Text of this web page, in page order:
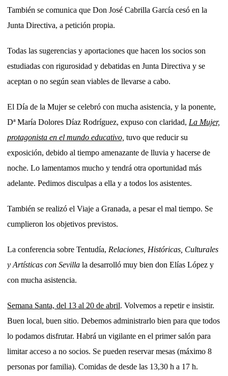
También se comunica que Don José Cabrilla García cesó en la
Junta Directiva, a petición propia.
Todas las sugerencias y aportaciones que hacen los socios son
estudiadas con rigurosidad y debatidas en Junta Directiva y se
aceptan o no según sean viables de llevarse a cabo.
El Día de la Mujer se celebró con mucha asistencia, y la ponente,
Dª María Dolores Díaz Rodríguez, expuso con claridad, La Mujer,
protagonista en el mundo educativo, tuvo que reducir su
exposición, debido al tiempo amenazante de lluvia y hacerse de
noche. Lo lamentamos mucho y tendrá otra oportunidad más
adelante. Pedimos disculpas a ella y a todos los asistentes.
También se realizó el Viaje a Granada, a pesar el mal tiempo. Se
cumplieron los objetivos previstos.
La conferencia sobre Tentudía, Relaciones, Históricas, Culturales
y Artísticas con Sevilla la desarrolló muy bien don Elías López y
con mucha asistencia.
Semana Santa, del 13 al 20 de abril. Volvemos a repetir e insistir.
Buen local, buen sitio. Debemos administrarlo bien para que todos
lo podamos disfrutar. Habrá un vigilante en el primer salón para
limitar acceso a no socios. Se pueden reservar mesas (máximo 8
personas por familia). Comidas de desde las 13,30 h a 17 h.